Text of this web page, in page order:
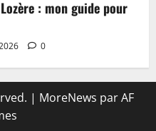
: mon guide pour
0
| MoreNews par AF